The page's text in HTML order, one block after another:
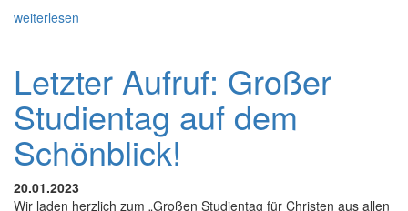
weiterlesen
Letzter Aufruf: Großer
Studientag auf dem
Schönblick!
20.01.2023
Wir laden herzlich zum „Großen Studientag für Christen aus allen